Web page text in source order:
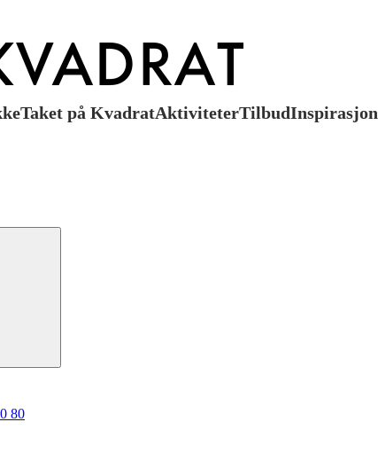
Taket på KvadratAktiviteterTilbudInspirasjon
80